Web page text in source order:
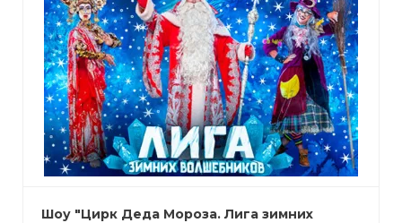
Шоу "Цирк Деда Мороза. Лига зимних